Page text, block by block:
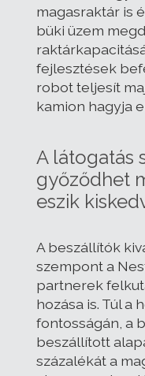
magasraktár is
büki üzem
fejlesztések
robot teljesít
kamion hagyja
A látogatás
győződhet
eszik
A beszállítók
szempont a
partnerek
hozása is. Túl a
fontosságán, a
beszállított
százalékát a